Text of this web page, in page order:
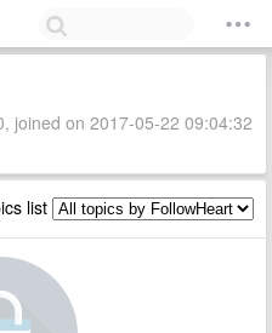
joined on 2017-05-22 09:04:32
list